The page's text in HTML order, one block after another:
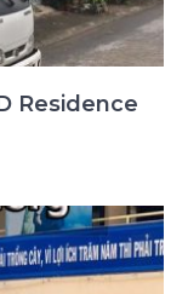
Residence